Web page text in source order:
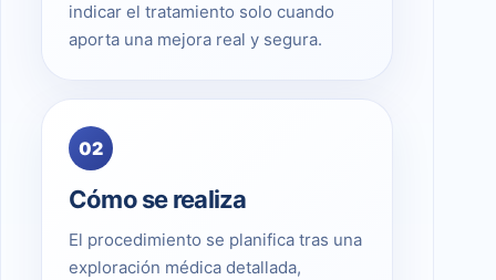
indicar el tratamiento solo cuando
aporta una mejora real y segura.
02
Cómo se realiza
El procedimiento se planifica tras una
exploración médica detallada,